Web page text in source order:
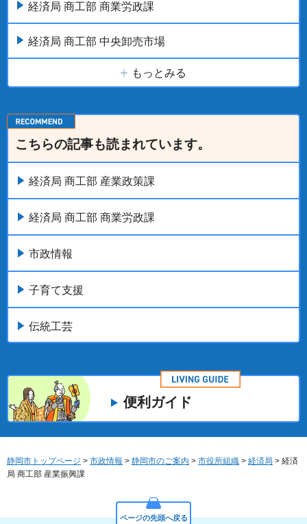
経済局 商工部 商業労政課
経済局 商工部 中央卸売市場
もっとみる
こちらの記事も読まれています。
経済局 商工部 産業政策課
経済局 商工部 商業労政課
市政情報
子育て支援
伝統工芸
便利ガイド
静岡市トップページ > 市政情報 > 静岡市のご案内 > 市役所組織 > 経済局 > 経済
局 商工部 産業振興課
ページの先頭へ戻る